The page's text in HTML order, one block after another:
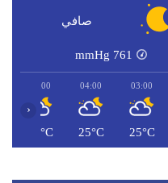
صافي
761
mmHg
03:00
25°C
04:00
25°C
05:00
24°C
‹